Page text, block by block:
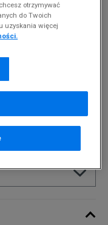
od nas
otrzymywać
do Twoich
uzyskania więcej